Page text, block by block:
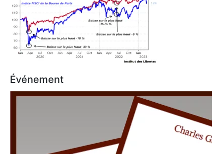
Événement